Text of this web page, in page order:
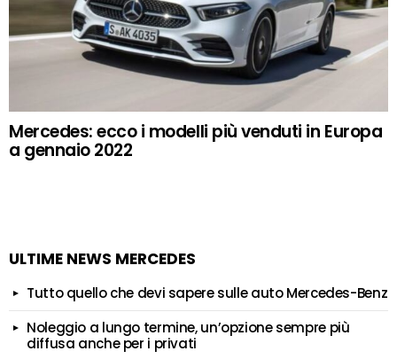
Mercedes: ecco i modelli più venduti in Europa
a gennaio 2022
ULTIME NEWS MERCEDES
Tutto quello che devi sapere sulle auto Mercedes-Benz
Noleggio a lungo termine, un’opzione sempre più
diffusa anche per i privati